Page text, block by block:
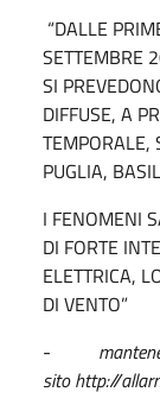
“DALLE
SETTEMBRE
SI
DIFFUSE, A
TEMPORALE,
PUGLIA,
I FENOMENI
DI FORTE
ELETTRICA,
DI VENTO”
-
sito http://